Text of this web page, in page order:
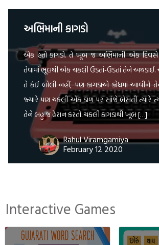
અભિમાની કાગડો
એક હતો કાગડો. તે ખૂબ જ અભિમાની. એક દિવસે
તેવામાં ભૂલથી એક ચકલી ઉડતાં-ઉડતાં તેને અથડાઈ.
તે કંઈ બોલી નહીં, પણ કાગડાએ ક્રોધમાં આવીને તેને
જ્યારે પણ ચકલી એક ડાળ પર સાંજે બેસતી ત્યારે
તેને બહુ જ હેરાન કરતો. ચકલી કાગડાથી ખૂબ […]
Rahul Viramgamiya
February 12 2020
Interactive Games